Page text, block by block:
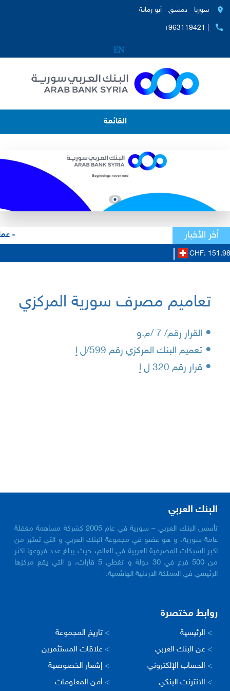
سوريا - دمشق - أبو رمانة
+963119421 |
القائمة
أخر الأخبار -
CHF:
تعاميم مصرف سورية المركزي
• القرار رقم/ 7 /م.و
•تعميم البنك المركزي رقم 599/ل إ
• قرار رقم 320 ل إ
البنك العربي
تأسس البنك العربي – سورية في عام 2005 كشركة مساهمة مغفلة
عامة سورية، و هو عضو في مجموعة البنك العربي و التي تعتبر من
اكبر الشبكات المصرفية العربية في العالم، حيث يبلغ عدد فروعها اكثر
من 500 فرع في 30 دولة و تغطي 5 قارات، و التي يقع مركزها
الرئيسي في المملكة الاردنية الهاشمية.
روابط مختصرة
> الرئيسية > تاريخ المجموعة
> عن البنك العربي > علاقات المستثمرين
> الحساب الإلكتروني > إشعار الخصوصية
> الانترنت البنكي > أمن المعلومات